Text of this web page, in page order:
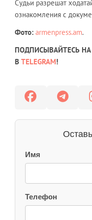
Судьи разрешат
ознакомления с
Фото: armenpress.am.
ПОДПИСЫВАЙТЕСЬ
В TELEGRAM!
Имя
Телефон